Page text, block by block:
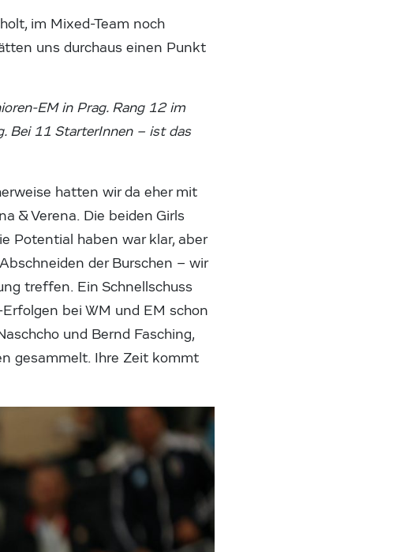
im Mixed-Team noch
uns durchaus einen Punkt
EM in Prag. Rang 12 im
Bei 11 StarterInnen – ist das
hatten wir da eher mit
& Verena. Die beiden Girls
Potential haben war klar, aber
der Burschen – wir
treffen. Ein Schnellschuss
bei WM und EM schon
und Bernd Fasching,
gesammelt. Ihre Zeit kommt